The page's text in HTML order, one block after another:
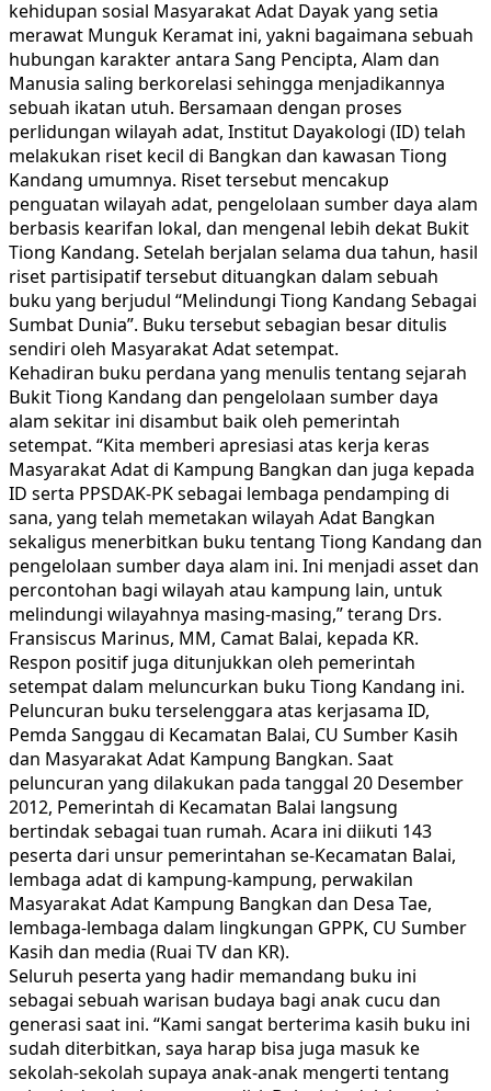
kehidupan sosial Masyarakat Adat Dayak yang setia
merawat Munguk Keramat ini, yakni bagaimana sebuah
hubungan karakter antara Sang Pencipta, Alam dan
Manusia saling berkorelasi sehingga menjadikannya
sebuah ikatan utuh. Bersamaan dengan proses
perlidungan wilayah adat, Institut Dayakologi (ID) telah
melakukan riset kecil di Bangkan dan kawasan Tiong
Kandang umumnya. Riset tersebut mencakup
penguatan wilayah adat, pengelolaan sumber daya alam
berbasis kearifan lokal, dan mengenal lebih dekat Bukit
Tiong Kandang. Setelah berjalan selama dua tahun, hasil
riset partisipatif tersebut dituangkan dalam sebuah
buku yang berjudul “Melindungi Tiong Kandang Sebagai
Sumbat Dunia”. Buku tersebut sebagian besar ditulis
sendiri oleh Masyarakat Adat setempat.
Kehadiran buku perdana yang menulis tentang sejarah
Bukit Tiong Kandang dan pengelolaan sumber daya
alam sekitar ini disambut baik oleh pemerintah
setempat. “Kita memberi apresiasi atas kerja keras
Masyarakat Adat di Kampung Bangkan dan juga kepada
ID serta PPSDAK-PK sebagai lembaga pendamping di
sana, yang telah memetakan wilayah Adat Bangkan
sekaligus menerbitkan buku tentang Tiong Kandang dan
pengelolaan sumber daya alam ini. Ini menjadi asset dan
percontohan bagi wilayah atau kampung lain, untuk
melindungi wilayahnya masing-masing,” terang Drs.
Fransiscus Marinus, MM, Camat Balai, kepada KR.
Respon positif juga ditunjukkan oleh pemerintah
setempat dalam meluncurkan buku Tiong Kandang ini.
Peluncuran buku terselenggara atas kerjasama ID,
Pemda Sanggau di Kecamatan Balai, CU Sumber Kasih
dan Masyarakat Adat Kampung Bangkan. Saat
peluncuran yang dilakukan pada tanggal 20 Desember
2012, Pemerintah di Kecamatan Balai langsung
bertindak sebagai tuan rumah. Acara ini diikuti 143
peserta dari unsur pemerintahan se-Kecamatan Balai,
lembaga adat di kampung-kampung, perwakilan
Masyarakat Adat Kampung Bangkan dan Desa Tae,
lembaga-lembaga dalam lingkungan GPPK, CU Sumber
Kasih dan media (Ruai TV dan KR).
Seluruh peserta yang hadir memandang buku ini
sebagai sebuah warisan budaya bagi anak cucu dan
generasi saat ini. “Kami sangat berterima kasih buku ini
sudah diterbitkan, saya harap bisa juga masuk ke
sekolah-sekolah supaya anak-anak mengerti tentang